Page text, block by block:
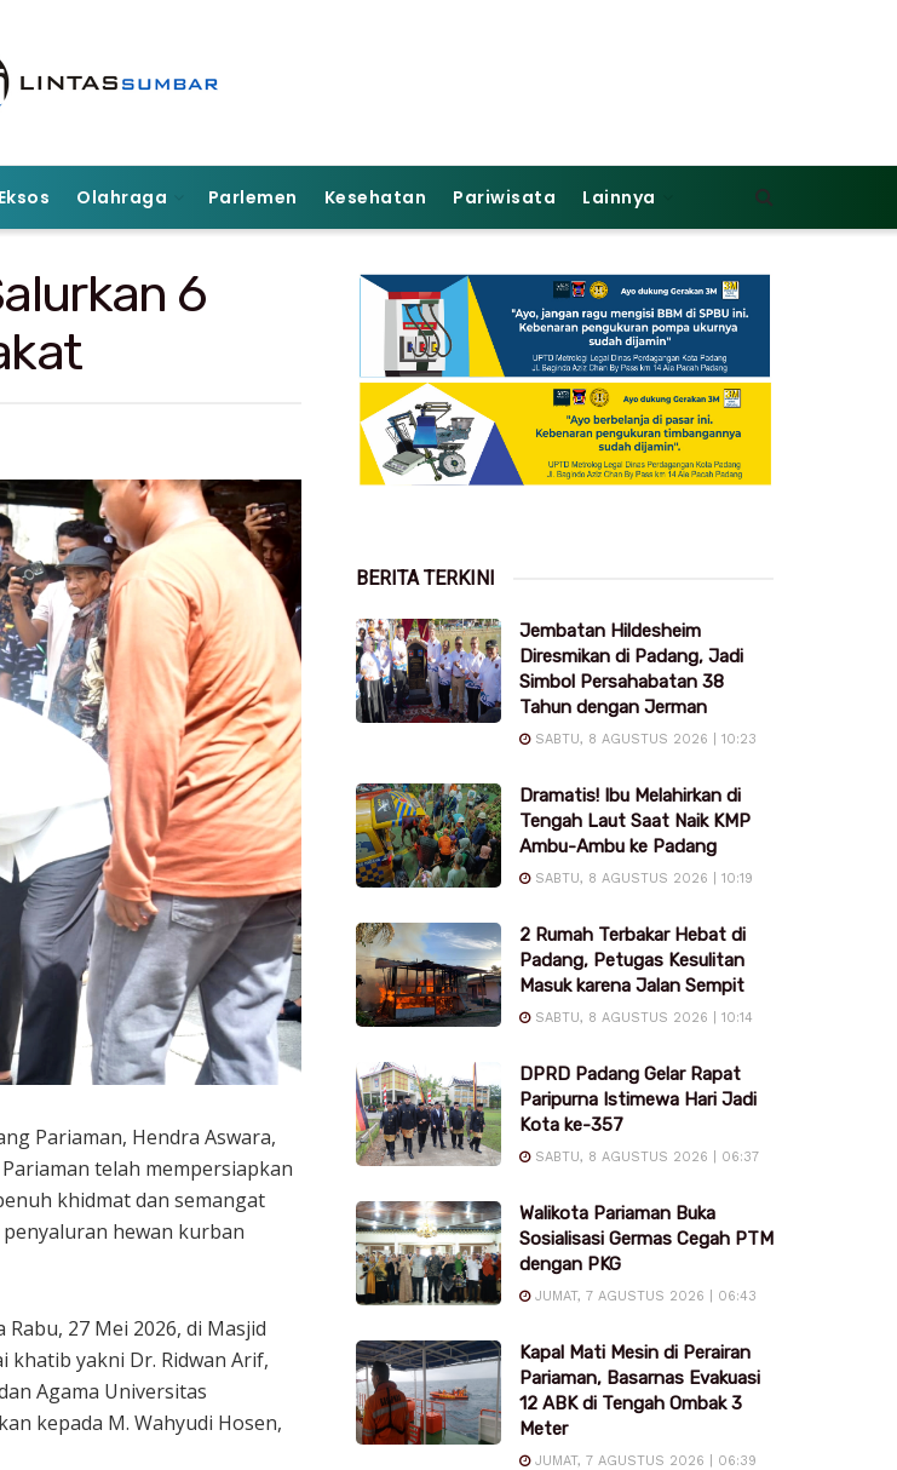
Eksos Olahraga Parlemen Kesehatan Pariwisata Lainnya
6
Pariaman, Hendra Aswara,
telah mempersiapkan
khidmat dan semangat
hewan kurban
27 Mei 2026, di Masjid
khatib yakni Dr. Ridwan Arif,
Agama Universitas
kepada M. Wahyudi Hosen,
BERITA TERKINI
Jembatan Hildesheim
Diresmikan di Padang, Jadi
Simbol Persahabatan 38
Tahun dengan Jerman
SABTU, 8 AGUSTUS 2026 | 10:23
Dramatis! Ibu Melahirkan di
Tengah Laut Saat Naik KMP
Ambu-Ambu ke Padang
SABTU, 8 AGUSTUS 2026 | 10:19
2 Rumah Terbakar Hebat di
Padang, Petugas Kesulitan
Masuk karena Jalan Sempit
SABTU, 8 AGUSTUS 2026 | 10:14
DPRD Padang Gelar Rapat
Paripurna Istimewa Hari Jadi
Kota ke-357
SABTU, 8 AGUSTUS 2026 | 06:37
Walikota Pariaman Buka
Sosialisasi Germas Cegah PTM
dengan PKG
JUMAT, 7 AGUSTUS 2026 | 06:43
Kapal Mati Mesin di Perairan
Pariaman, Basarnas Evakuasi
12 ABK di Tengah Ombak 3
Meter
JUMAT, 7 AGUSTUS 2026 | 06:39